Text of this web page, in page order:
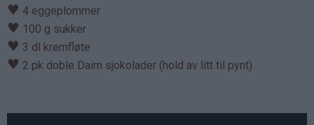
♥ 4 eggeplommer
♥ 100 g sukker
♥ 3 dl kremfløte
♥ 2 pk doble Daim sjokolader (hold av litt til pynt)